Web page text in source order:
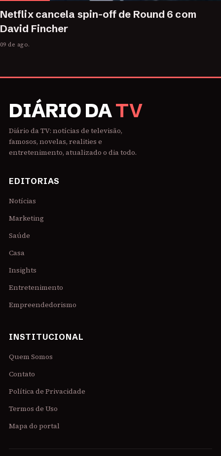
Netflix cancela spin-off de Round 6 com
David Fincher
09 de ago.
DIÁRIO DATV
Diário da TV: notícias de televisão,
famosos, novelas, realities e
entretenimento, atualizado o dia todo.
EDITORIAS
Notícias
Marketing
Saúde
Casa
Insights
Entretenimento
Empreendedorismo
INSTITUCIONAL
Quem Somos
Contato
Política de Privacidade
Termos de Uso
Mapa do portal